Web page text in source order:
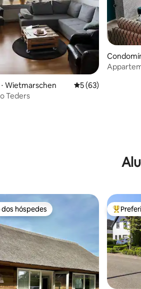
Wietmarschen 5 de uma avaliação
5 (63)
Teders
preferidos dos hóspedes
hóspedes Entre